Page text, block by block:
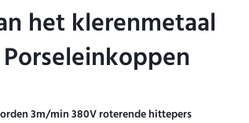
het klerenmetaal
het klerenmetaal
3m/min 380V roterende hittepers